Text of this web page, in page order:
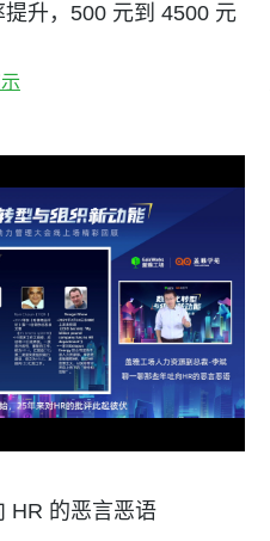
升，500 元到 4500 元
HR 的恶言恶语